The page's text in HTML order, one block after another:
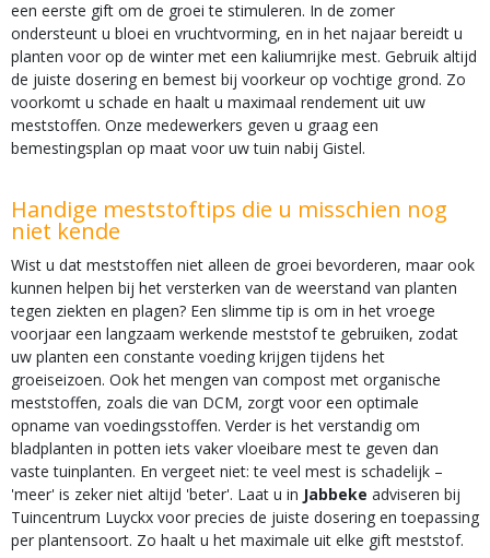
een eerste gift om de groei te stimuleren. In de zomer
ondersteunt u bloei en vruchtvorming, en in het najaar bereidt u
planten voor op de winter met een kaliumrijke mest. Gebruik altijd
de juiste dosering en bemest bij voorkeur op vochtige grond. Zo
voorkomt u schade en haalt u maximaal rendement uit uw
meststoffen. Onze medewerkers geven u graag een
bemestingsplan op maat voor uw tuin nabij Gistel.
Handige meststoftips die u misschien nog
niet kende
Wist u dat meststoffen niet alleen de groei bevorderen, maar ook
kunnen helpen bij het versterken van de weerstand van planten
tegen ziekten en plagen? Een slimme tip is om in het vroege
voorjaar een langzaam werkende meststof te gebruiken, zodat
uw planten een constante voeding krijgen tijdens het
groeiseizoen. Ook het mengen van compost met organische
meststoffen, zoals die van DCM, zorgt voor een optimale
opname van voedingsstoffen. Verder is het verstandig om
bladplanten in potten iets vaker vloeibare mest te geven dan
vaste tuinplanten. En vergeet niet: te veel mest is schadelijk –
'meer' is zeker niet altijd 'beter'. Laat u in Jabbeke adviseren bij
Tuincentrum Luyckx voor precies de juiste dosering en toepassing
per plantensoort. Zo haalt u het maximale uit elke gift meststof.